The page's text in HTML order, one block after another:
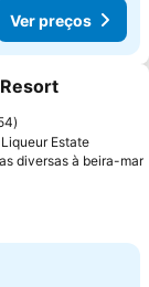
Ver preços
favoritos
Estate
diversas à beira-mar